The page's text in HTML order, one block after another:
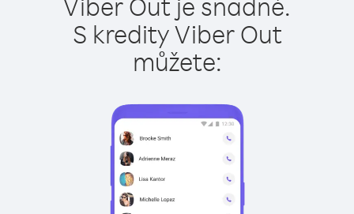
S kredity Viber Out
můžete: